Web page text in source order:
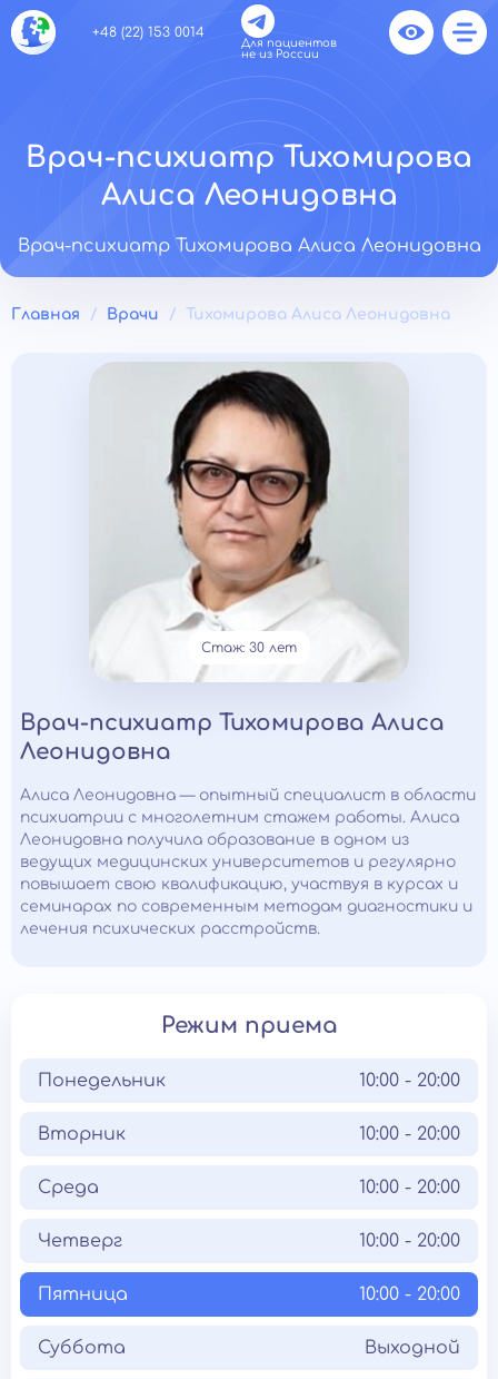
+48 (22) 153 0014
Для пациентов
не из России
Врач-психиатр Тихомирова
Алиса Леонидовна
Врач-психиатр Тихомирова Алиса Леонидовна
Главная Врачи Тихомирова Алиса Леонидовна
Стаж: 30 лет
Врач-психиатр Тихомирова Алиса
Леонидовна
Алиса Леонидовна — опытный специалист в области
психиатрии с многолетним стажем работы. Алиса
Леонидовна получила образование в одном из
ведущих медицинских университетов и регулярно
повышает свою квалификацию, участвуя в курсах и
семинарах по современным методам диагностики и
лечения психических расстройств.
Режим приема
Понедельник 10:00 - 20:00
Вторник 10:00 - 20:00
Среда 10:00 - 20:00
Четверг 10:00 - 20:00
Пятница 10:00 - 20:00
Суббота Выходной